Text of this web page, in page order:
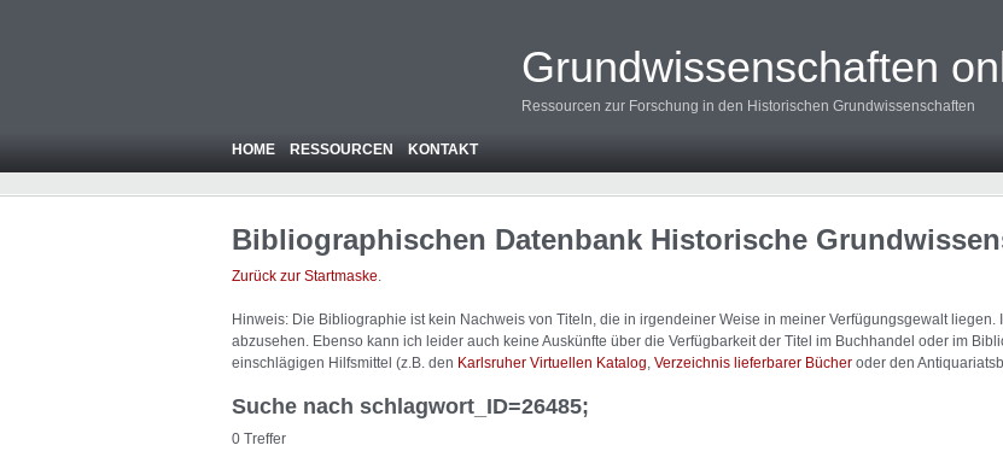
Grundwissenschaften
Ressourcen zur Forschung in den Historischen Grundwissenschaften
HOME RESSOURCEN KONTAKT
Bibliographischen Datenbank Historische
Zurück zur Startmaske.
Hinweis: Die Bibliographie ist kein Nachweis von Titeln, die in irgendeiner Weise in meiner Verfügungsgewalt
abzusehen. Ebenso kann ich leider auch keine Auskünfte über die Verfügbarkeit der Titel im Buchhandel oder im
einschlägigen Hilfsmittel (z.B. den Karlsruher Virtuellen Katalog Verzeichnis lieferbarer Bücher oder den
Suche nach schlagwort_ID=26485;
0 Treffer